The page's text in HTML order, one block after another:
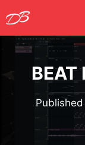
to
content
BEAT